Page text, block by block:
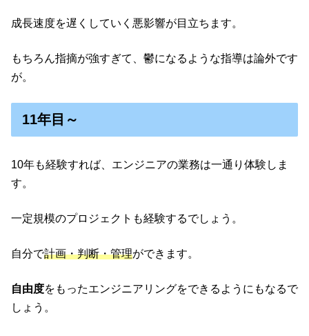
成長速度を遅くしていく悪影響が目立ちます。
もちろん指摘が強すぎて、鬱になるような指導は論外です
が。
11年目～
10年も経験すれば、エンジニアの業務は一通り体験しま
す。
一定規模のプロジェクトも経験するでしょう。
自分で計画・判断・管理ができます。
自由度をもったエンジニアリングをできるようにもなるで
しょう。